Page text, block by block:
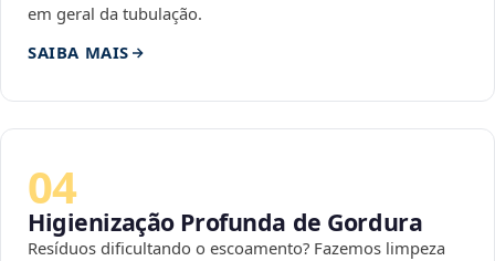
em geral da tubulação.
SAIBA MAIS
04
Higienização Profunda de Gordura
Resíduos dificultando o escoamento? Fazemos limpeza